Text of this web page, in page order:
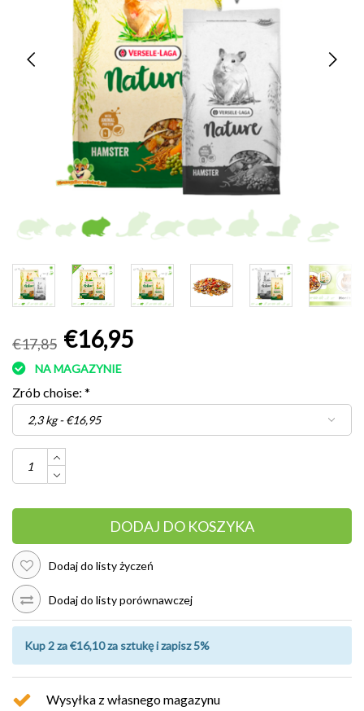
€17,85 €16,95
NA MAGAZYNIE
Zrób choise: *
DODAJ DO KOSZYKA
Dodaj do listy życzeń
Dodaj do listy porównawczej
Kup 2 za €16,10 za sztukę i zapisz 5%
Wysyłka z własnego magazynu